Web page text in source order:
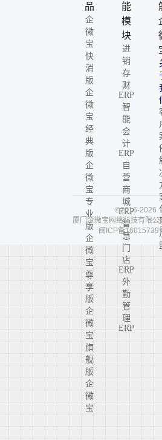
品
企
微
宝
快
消
版
企
微
宝
经
典
版
企
微
宝
专
业
版
企
微
宝
尊
享
版
企
微
宝
旗
舰
版
企
微
宝
能
模
块
进
销
存
财
ERP
智
能
会
计
ERP
自
营
商
城
ERP
智
慧
门
店
ERP
外
勤
管
理
ERP
©2016-2026
厦门企微宝网络科技有限公
闽ICP备16015739